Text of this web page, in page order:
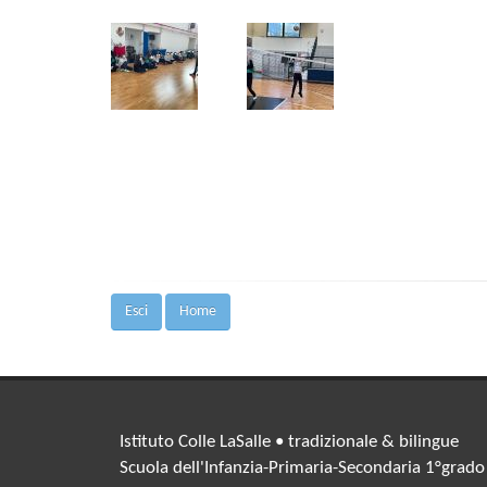
Esci Home
Istituto Colle LaSalle • tradizionale & bilingue
Scuola dell'Infanzia-Primaria-Secondaria 1°grado